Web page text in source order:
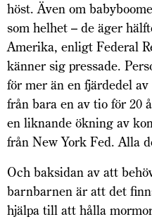
höst. Även om
som helhet – de äger
Amerika, enligt Federal
känner sig pressade.
för mer än en fjärdedel
från bara en av tio för 20
en liknande ökning av
från New York Fed. Alla
Och baksidan av att
barnbarnen är att det
hjälpa till att hålla